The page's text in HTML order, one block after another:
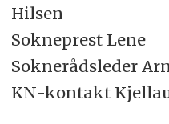
Hilsen
Sokneprest Lene
Soknerådsleder
KN-kontakt